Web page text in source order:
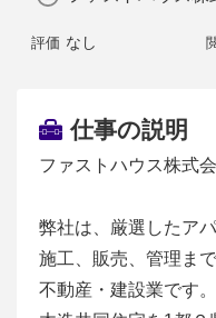
評価 なし
仕事の説明
ファストハウス株式
弊社は、厳選したア
施工、販売、管理ま
不動産・建設業です。